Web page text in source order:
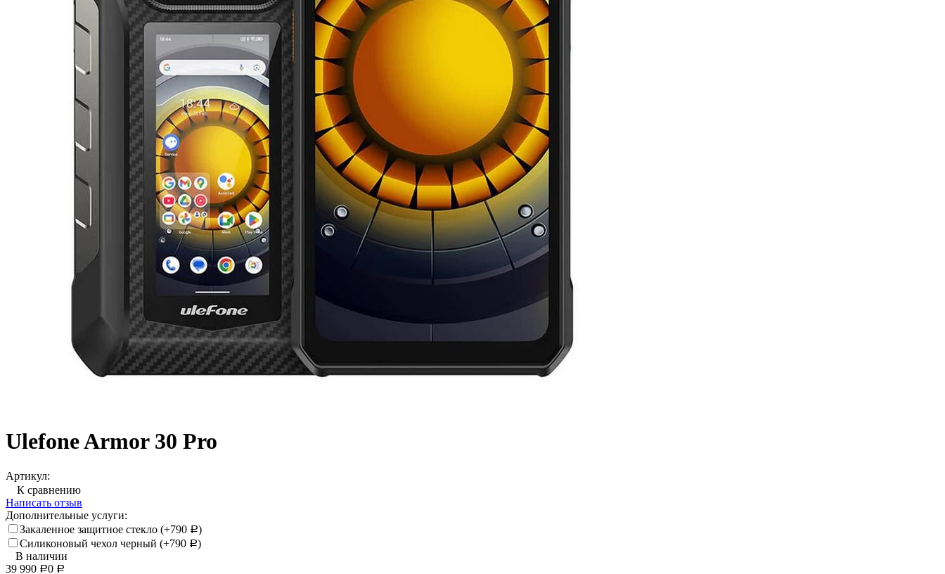
Ulefone Armor 30 Pro
Артикул:
К сравнению
Написать отзыв
Дополнительные услуги:
Закаленное защитное стекло (+790 Р)
Силиконовый чехол черный (+790 Р)
В наличии
39 990 Р0 Р